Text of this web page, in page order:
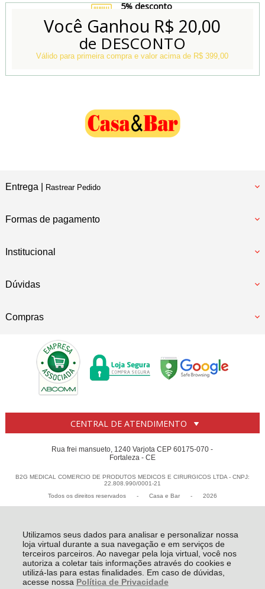
Utilizamos seus dados para analisar e personalizar nossa
loja virtual durante a sua navegação e em serviços de
terceiros parceiros. Ao navegar pela loja virtual, você nos
autoriza a coletar tais informações através do cookies e
utilizá-las para estas finalidades. Em caso de dúvidas,
acesse nossa Política de Privacidade
5% desconto
no Boleto e Pix
Conheça também
Nossa Loja Física
Você Ganhou R$ 20,00
de DESCONTO
Válido para primeira compra e valor acima de R$ 399,00
Entrega | Rastrear Pedido
Formas de pagamento
Institucional
Dúvidas
Compras
CENTRAL DE ATENDIMENTO
Rua frei mansueto, 1240 Varjota CEP 60175-070 -
Fortaleza - CE
B2G MEDICAL COMERCIO DE PRODUTOS MEDICOS E CIRURGICOS LTDA - CNPJ:
22.808.990/0001-21
Todos os direitos reservados
- Casa e Bar - 2026